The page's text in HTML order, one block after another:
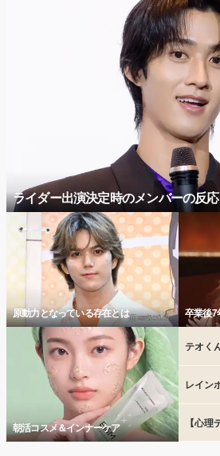
ライダー出演決定時のメンバーの反応
原動力となっている存在とは 卒業後7
朝活コスメ＆インナーケア
テオく
レイン
【心